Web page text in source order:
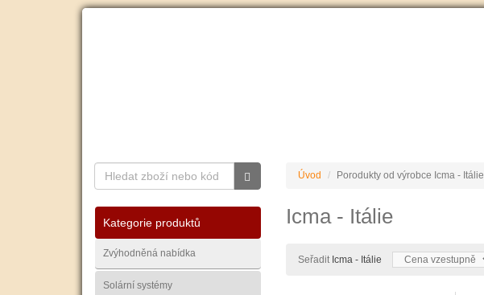
Kategorie produktů
Zvýhodněná nabídka
Solární systémy
Úvod Porodukty od výrobce Icma - Itálie
Icma - Itálie
Seřadit Icma - Itálie